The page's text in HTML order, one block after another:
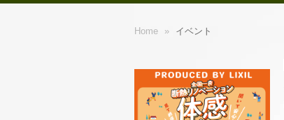
Home » イベント